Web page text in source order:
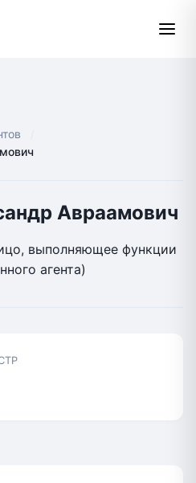
Авраамович
выполняющее функции
агента)